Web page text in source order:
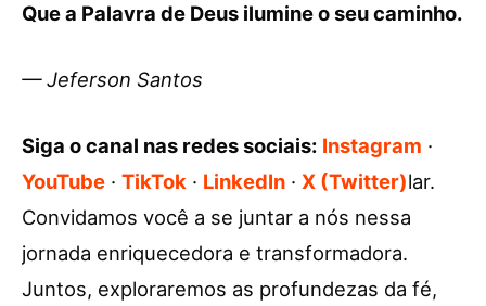
Que a Palavra de Deus ilumine o seu caminho.
— Jeferson Santos
Siga o canal nas redes sociais: Instagram ·
YouTube · TikTok · LinkedIn · X (Twitter)lar.
Convidamos você a se juntar a nós nessa
jornada enriquecedora e transformadora.
Juntos, exploraremos as profundezas da fé,